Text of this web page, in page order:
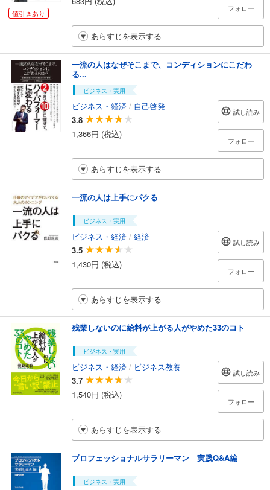
値引きあり
フォロー
あらすじを表示する
一流の人はなぜそこまで、コンディションにこだわ
る...
ビジネス・実用
ビジネス・経済 / 自己啓発
3.8
1,366円 (税込)
試し読み
フォロー
あらすじを表示する
一流の人は上手にパクる
ビジネス・実用
ビジネス・経済 / 経済
3.5
1,430円 (税込)
試し読み
フォロー
あらすじを表示する
残業しないのに給料が上がる人がやめた33のコト
ビジネス・実用
ビジネス・経済 / ビジネス教養
3.7
1,540円 (税込)
試し読み
フォロー
あらすじを表示する
プロフェッショナルサラリーマン 実践Q&A編
ビジネス・実用